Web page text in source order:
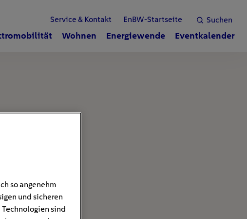
Suchen
Service & Kontakt EnBW-Startseite
Wohnen Energiewende Eventkalender
so angenehm
und sicheren
sind